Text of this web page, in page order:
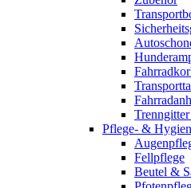
Pflege- &
Fellpflege
Beutel &